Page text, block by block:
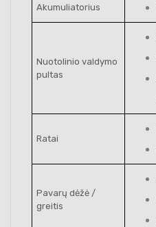
Akumuliatorius
Nuotolinio valdymo
pultas
Ratai
Pavarų dėžė /
greitis